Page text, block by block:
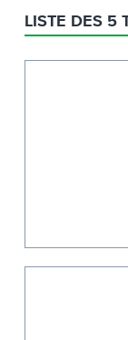
LISTE DES 5